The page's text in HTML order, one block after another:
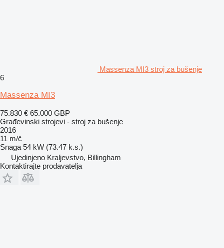
Massenza MI3 stroj za bušenje
6
Massenza MI3
75.830 € 65.000 GBP
Građevinski strojevi - stroj za bušenje
2016
11 m/č
Snaga 54 kW (73.47 k.s.)
Ujedinjeno Kraljevstvo, Billingham
Kontaktirajte prodavatelja